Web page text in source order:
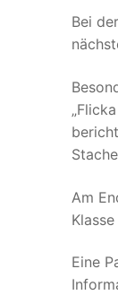
Bei
Am
Eine